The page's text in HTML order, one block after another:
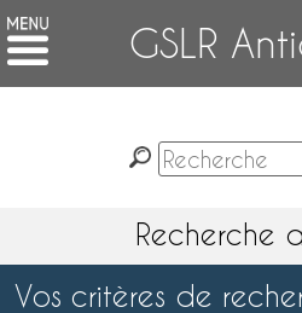
GSLR
Recherche
Vos critères de